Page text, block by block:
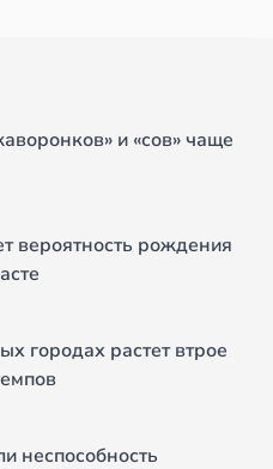
и «сов» чаще
вероятность рождения
городах растет втрое
неспособность